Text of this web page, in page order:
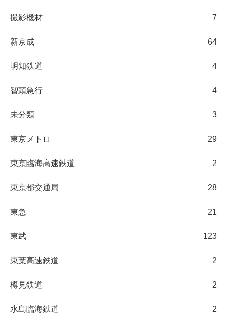
撮影機材 7
新京成 64
明知鉄道 4
智頭急行 4
未分類 3
東京メトロ 29
東京臨海高速鉄道 2
東京都交通局 28
東急 21
東武 123
東葉高速鉄道 2
樽見鉄道 2
水島臨海鉄道 2